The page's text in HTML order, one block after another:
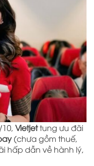
Vietjettung ưu đãi
(chưa gồm thuế,
hấp dẫn về hành lý,